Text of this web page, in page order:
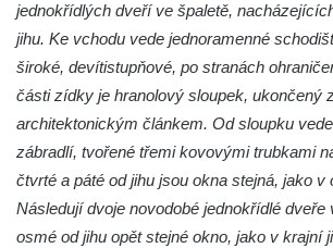
jednokřídlých dveří ve špaletě,
jihu. Ke vchodu vede jednoramenné
široké, devítistupňové, po stranách
části zídky je hranolový sloupek, ukončený
architektonickým článkem. Od sloupku
zábradlí, tvořené třemi kovovými trubkami
čtvrté a páté od jihu jsou okna stejná, jako v
Následují dvoje novodobé jednokřídlé dveře
osmé od jihu opět stejné okno, jako v krajní